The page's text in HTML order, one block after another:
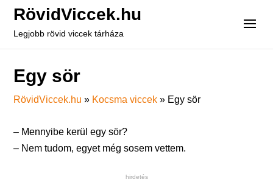
RövidViccek.hu
Legjobb rövid viccek tárháza
Egy sör
RövidViccek.hu » Kocsma viccek » Egy sör
– Mennyibe kerül egy sör?
– Nem tudom, egyet még sosem vettem.
hirdetés